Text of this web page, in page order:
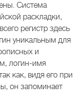
Система
раскладки,
регистр здесь
уникальным для
и
логин-имя
как, видя его при
он запоминает